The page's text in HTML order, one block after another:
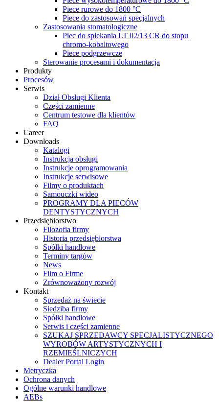
Piece rurowe do 1800 °C
Piece do zastosowań specjalnych
Zastosowania stomatologiczne
Piec do spiekania LT 02/13 CR do stopu
chromo-kobaltowego
Piece podgrzewcze
Sterowanie procesami i dokumentacja
Produkty
Procesów
Serwis
Dział Obsługi Klienta
Części zamienne
Centrum testowe dla klientów
FAQ
Career
Downloads
Katalogi
Instrukcja obsługi
Instrukcje oprogramowania
Instrukcje serwisowe
Filmy o produktach
Samouczki wideo
PROGRAMY DLA PIECÓW
DENTYSTYCZNYCH
Przedsiębiorstwo
Filozofia firmy
Historia przedsiębiorstwa
Spółki handlowe
Terminy targów
News
Film o Firme
Zrównoważony rozwój
Kontakt
Sprzedaż na świecie
Siedziba firmy
Spółki handlowe
Serwis i części zamienne
SZUKAJ SPRZEDAWCY SPECJALISTYCZNEGO
WYROBÓW ARTYSTYCZNYCH I
RZEMIEŚLNICZYCH
Dealer Portal Login
Metryczka
Ochrona danych
Ogólne warunki handlowe
AEBs